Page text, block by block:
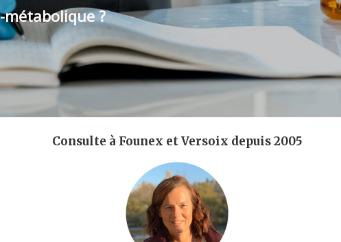
?
Consulte à Founex et Versoix depuis 2005